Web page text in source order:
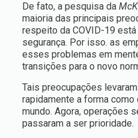
De fato, a pesquisa da
maioria das principais
respeito da COVID-19
segurança. Por isso. as
esses problemas em
transições para o novo
Tais preocupações
rapidamente a forma
mundo. Agora, operações
passaram a ser prioridade.